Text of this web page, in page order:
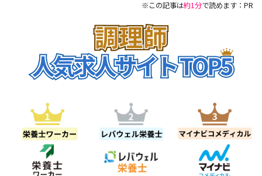
※この記事は約1分で読めます：PR